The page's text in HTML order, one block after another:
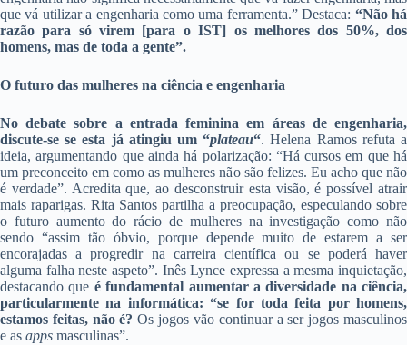
que vá utilizar a engenharia como uma ferramenta.” Destaca: “Não há
razão para só virem [para o IST] os melhores dos 50%, dos
homens, mas de toda a gente”.
O futuro das mulheres na ciência e engenharia
No debate sobre a entrada feminina em áreas de engenharia,
discute-se se esta já atingiu um “plateau“. Helena Ramos refuta a
ideia, argumentando que ainda há polarização: “Há cursos em que há
um preconceito em como as mulheres não são felizes. Eu acho que não
é verdade”. Acredita que, ao desconstruir esta visão, é possível atrair
mais raparigas. Rita Santos partilha a preocupação, especulando sobre
o futuro aumento do rácio de mulheres na investigação como não
sendo “assim tão óbvio, porque depende muito de estarem a ser
encorajadas a progredir na carreira científica ou se poderá haver
alguma falha neste aspeto”. Inês Lynce expressa a mesma inquietação,
destacando que é fundamental aumentar a diversidade na ciência,
particularmente na informática: “se for toda feita por homens,
estamos feitas, não é? Os jogos vão continuar a ser jogos masculinos
e as apps masculinas”.